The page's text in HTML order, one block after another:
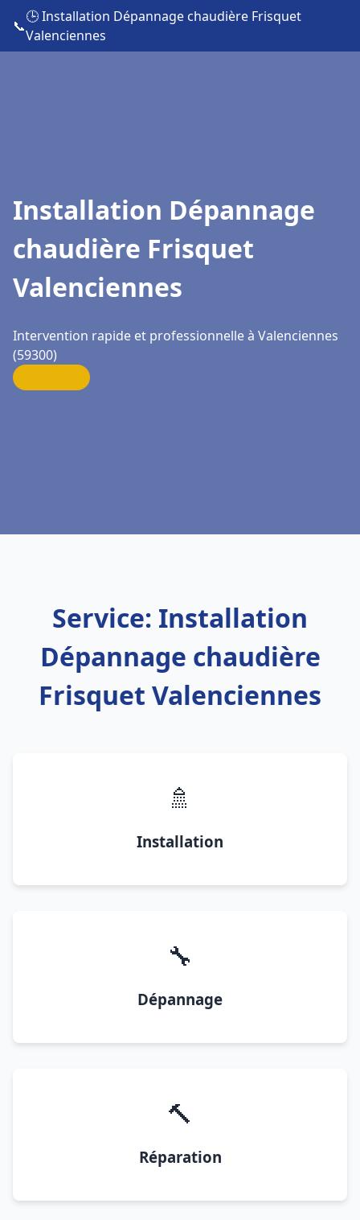
📞
🕒 Installation Dépannage chaudière Frisquet
Valenciennes
Installation Dépannage
chaudière Frisquet
Valenciennes
Intervention rapide et professionnelle à Valenciennes
(59300)
Service: Installation
Dépannage chaudière
Frisquet Valenciennes
🚿
Installation
🔧
Dépannage
🔨
Réparation